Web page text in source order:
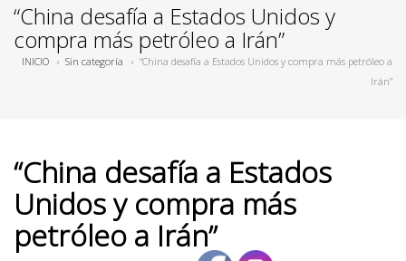
“China desafía a Estados Unidos y
compra más petróleo a Irán”
INICIO › Sin categoría › “China desafía a Estados Unidos y compra más petróleo a
Irán”
“China desafía a Estados
Unidos y compra más
petróleo a Irán”